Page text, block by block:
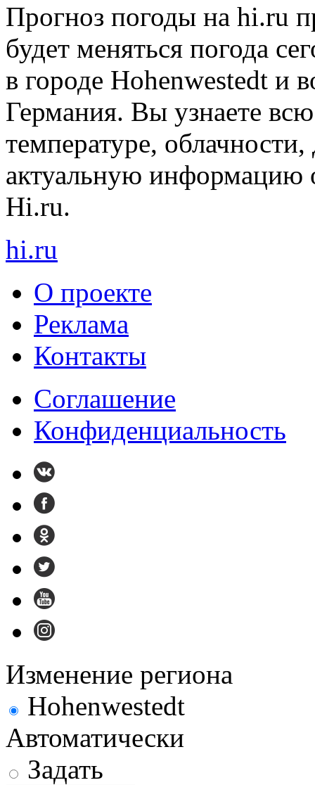
Прогноз погоды на hi.ru
будет меняться погода
в городе Hohenwestedt и
Германия. Вы узнаете
температуре,
актуальную информацию
Hi.ru.
hi.ru
О проекте
Реклама
Контакты
Cоглашение
Конфиденциальность
Изменение региона
Hohenwestedt
Автоматически
Задать